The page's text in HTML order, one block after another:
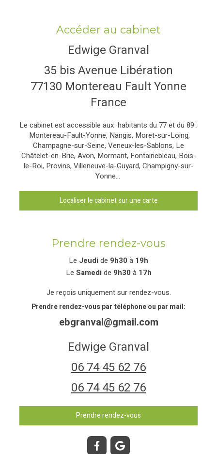
Accéder au cabinet
Edwige Granval
35 bis Avenue Libération
77130 Montereau Fault Yonne
France
Le cabinet est accessible aux habitants du 77 et du 89 :
Montereau-Fault-Yonne, Nangis, Moret-sur-Loing,
Champagne-sur-Seine, Veneux-les-Sablons, Le
Châtelet-en-Brie, Avon, Mormant, Fontainebleau, Bois-
le-Roi, Provins, Villeneuve-la-Guyard, Champigny-sur-
Yonne...
Localiser le cabinet sur une carte
Prendre rendez-vous
Le Jeudide 9h30à 19h
Le Samedide 9h30à 17h
Je reçois uniquement sur rendez-vous.
Prendre rendez-vous par téléphone ou par mail:
ebgranval@gmail.com
Edwige Granval
06 74 45 62 76
06 74 45 62 76
Prendre rendez-vous